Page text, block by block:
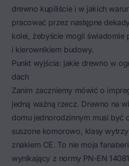
drewno kupiliście i w jakich
pracować przez następne
kolei, żebyście mogli świadomie
i kierownikiem budowy.
Punkt wyjścia: jakie drewno w
dach
Zanim zaczniemy mówić o
jedną ważną rzecz. Drewno na
domu jednorodzinnym musi być
suszone komorowo, klasy
znakiem CE. To nie moja
wynikający z normy PN-EN